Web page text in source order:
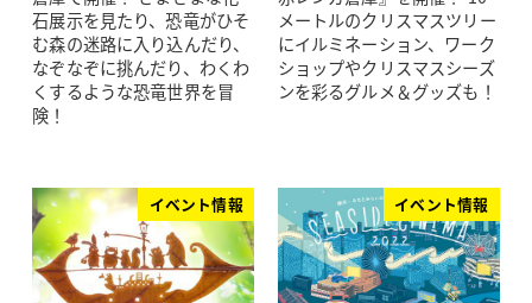
石展示を見たり、恐竜がひそ
む森の迷路に入り込んだり、
なぞなぞに挑んだり、わくわ
くするような恐竜世界を冒
険！
メートルのクリスマスツリー
にイルミネーション、ワーク
ショップやクリスマスシーズ
ンを彩るグルメ＆グッズも！
イベント情報 イベント情報